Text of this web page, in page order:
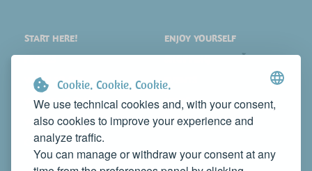
Cookie. Cookie. Cookie.
We use technical cookies and, with your consent,
also cookies to improve your experience and
analyze traffic.
You can manage or withdraw your consent at any
START HERE!
PLACES
WHAT TO SEE
WHERE TO STAY
WHERE TO EAT
ENJOY YOURSELF
SHOPPING
EVENTS
NEWS
WEB TV
CONTACTS
PROMOTE YOUR BUSINESS